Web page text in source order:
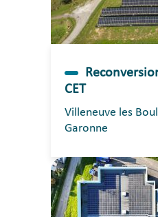
CET
Villeneuve les
Garonne